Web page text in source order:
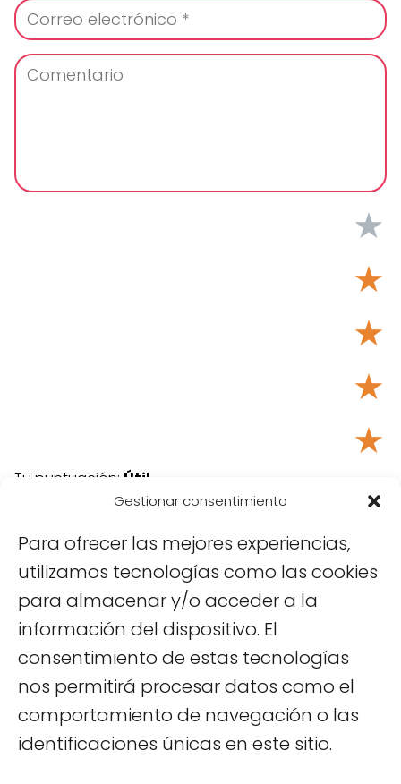
Gestionar consentimiento
Para ofrecer las mejores experiencias,
utilizamos tecnologías como las cookies
para almacenar y/o acceder a la
información del dispositivo. El
consentimiento de estas tecnologías
nos permitirá procesar datos como el
comportamiento de navegación o las
identificaciones únicas en este sitio.
★
★
★
★
★
Tu puntuación: Útil
Viajar a Vietnam Hanoi Templo de la Literatura, la
antigua universidad de Hanoi